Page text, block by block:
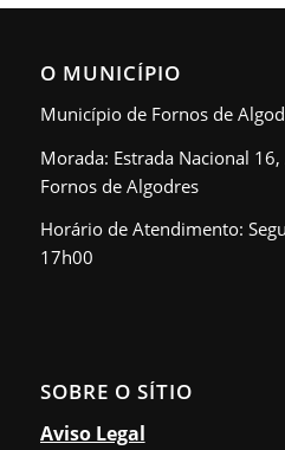
O MUNICÍPIO
Município de Fornos de
Morada: Estrada Nacional
Fornos de Algodres
Horário de Atendimento:
17h00
SOBRE O SÍTIO
Aviso Legal